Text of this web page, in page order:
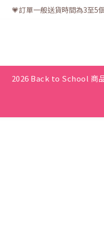
💗訂單一般送貨時間為3至5
💗訂單一般送貨時間為3至5
💗折實滿
💗訂單一般送貨時間為3至5
2026 Back to School 商